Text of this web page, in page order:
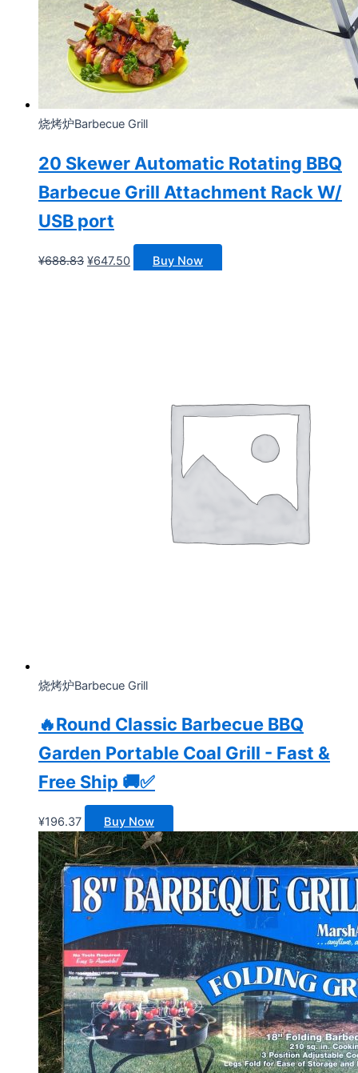
烧烤炉Barbecue Grill
20 Skewer Automatic Rotating BBQ
Barbecue Grill Attachment Rack W/
USB port
¥688.83 原
¥647.50当
Buy Now
烧烤炉Barbecue Grill
🔥Round Classic Barbecue BBQ
Garden Portable Coal Grill - Fast &
Free Ship 🚚✅
¥196.37 Buy Now